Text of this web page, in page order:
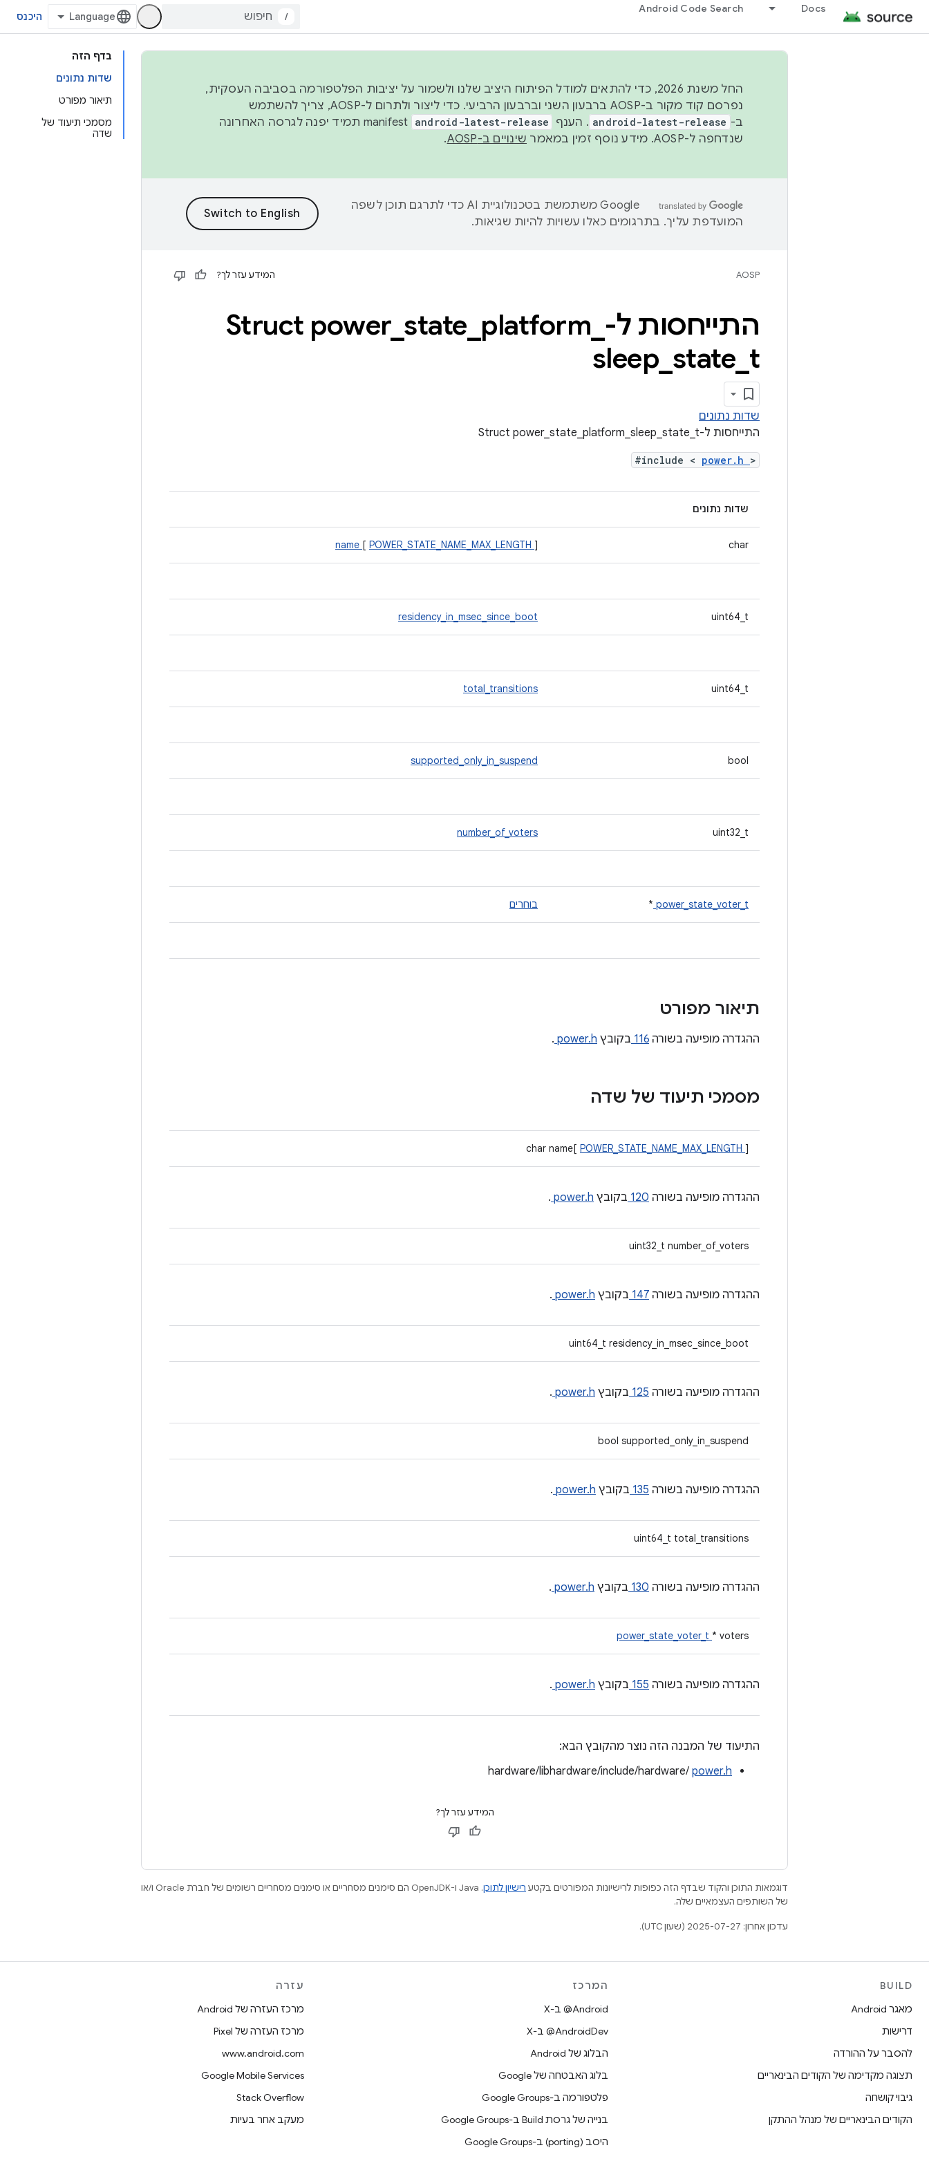
Docs
Android Code Search
/ היכנס
בדף הזה
שדות נתונים
תיאור מפורט
מסמכי תיעוד של
שדה
החל משנת 2026, כדי להתאים למודל הפיתוח היציב שלנו ולשמור על יציבות הפלטפורמה בסביבה העסקית,
נפרסם קוד מקור ב-AOSP ברבעון השני וברבעון הרביעי. כדי ליצור ולתרום ל-AOSP, צריך להשתמש
ב- android-latest-release . הענף android-latest-release
manifest תמיד יפנה לגרסה האחרונה
שנדחפה ל-AOSP. מידע נוסף זמין במאמר
שינויים ב-AOSP .
‫Google משתמשת בטכנולוגיית AI כדי לתרגם תוכן לשפה
המועדפת עליך. בתרגומים כאלו עשויות להיות שגיאות.
AOSP המידע עזר לך?
התייחסות ל-Struct power _ state platform
sleep state t
שדות נתונים
התייחסות ל-Struct power_state_platform_sleep_state_t
#include < power.h >
שדות נתונים
char
name [ POWER_STATE_NAME_MAX_LENGTH ]
uint64_t
residency_in_msec_since_boot
uint64_t
total_transitions
bool
supported_only_in_suspend
uint32_t
number_of_voters
power_state_voter_t
* בוחרים
תיאור מפורט
ההגדרה מופיעה בשורה 116 בקובץ power.h
.
מסמכי תיעוד של שדה
char name[ POWER_STATE_NAME_MAX_LENGTH ]
ההגדרה מופיעה בשורה 120 בקובץ power.h
.
uint32_t number_of_voters
ההגדרה מופיעה בשורה 147 בקובץ power.h
.
uint64_t residency_in_msec_since_boot
ההגדרה מופיעה בשורה 125 בקובץ power.h
.
bool supported_only_in_suspend
ההגדרה מופיעה בשורה 135 בקובץ power.h
.
uint64_t total_transitions
ההגדרה מופיעה בשורה 130 בקובץ power.h
.
power_state_voter_t * voters
ההגדרה מופיעה בשורה 155 בקובץ power.h
.
התיעוד של המבנה הזה נוצר מהקובץ הבא:
hardware/libhardware/include/hardware/ power.h
המידע עזר לך?
דוגמאות התוכן והקוד שבדף הזה כפופות לרישיונות המפורטים בקטע רישיון לתוכן
.‏ Java ו-OpenJDK הם סימנים מסחריים או סימנים מסחריים רשומים של חברת Oracle ו/או
של השותפים העצמאיים שלה.
עדכון אחרון: 2025-07-27 (שעון UTC).
BUILD
מאגר Android
דרישות
להסבר על ההורדה
תצוגה מקדימה של הקודים הבינאריים
גיבוי קושחה
הקודים הבינאריים של מנהל ההתקן
המרכז
‫‎@Android ב-X
‫‎@AndroidDev ב-X
הבלוג של Android
בלוג האבטחה של Google
פלטפורמה ב-Google Groups
בנייה של גרסת Build ב-Google Groups
היסב (porting) ב-Google Groups
עזרה
מרכז העזרה של Android
מרכז העזרה של Pixel
www.android.com
Google Mobile Services
Stack Overflow
מעקב אחר בעיות